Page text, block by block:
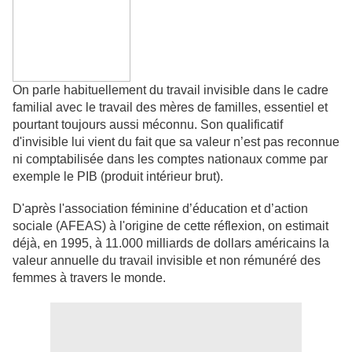
On parle habituellement du travail invisible dans le cadre
familial avec le travail des mères de familles, essentiel et
pourtant toujours aussi méconnu. Son qualificatif
d'invisible lui vient du fait que sa valeur n’est pas reconnue
ni comptabilisée dans les comptes nationaux comme par
exemple le PIB (produit intérieur brut).
D'après l'association féminine d’éducation et d’action
sociale (AFEAS) à l'origine de cette réflexion, on estimait
déjà, en 1995, à 11.000 milliards de dollars américains la
valeur annuelle du travail invisible et non rémunéré des
femmes à travers le monde.